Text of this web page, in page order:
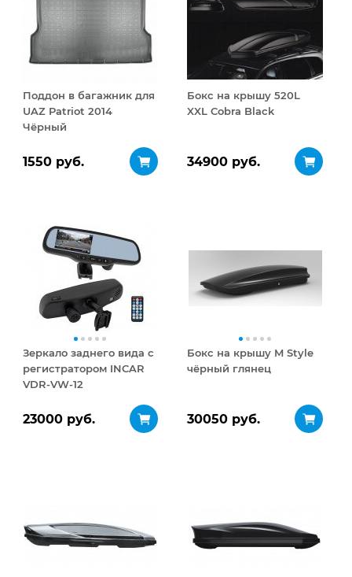
Поддон в багажник для
UAZ Patriot 2014
Чёрный
1550 руб.
Бокс на крышу 520L
XXL Cobra Black
34900 руб.
Зеркало заднего вида с
регистратором INCAR
VDR-VW-12
23000 руб.
Бокс на крышу M Style
чёрный глянец
30050 руб.